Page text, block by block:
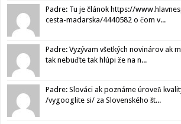
Padre: Tu je článok https://
cesta-madarska/4440582 o čom v...
Padre: Vyzývam všetkých novinárov ak
tak nebuďte tak hlúpi že na n...
Padre: Slováci ak poznáme úroveň
/vygooglite si/ za Slovenského št...